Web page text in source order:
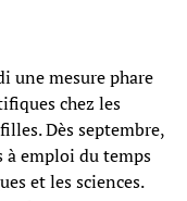
une mesure phare
chez les
Dès septembre,
à emploi du temps
et les sciences.